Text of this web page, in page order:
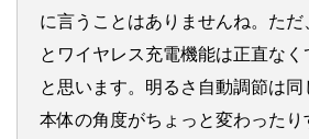
に言うことはありませんね。た
とワイヤレス充電機能は正直な
と思います。明るさ自動調節は同
本体の角度がちょっと変わったり